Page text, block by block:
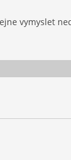
vymyslet